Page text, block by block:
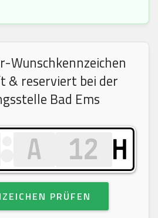
Wunschkennzeichen
& reserviert bei der
Bad Ems
H
PRÜFEN